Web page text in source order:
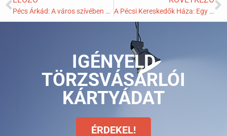
Pécs Árkád: A város szívében egy kis világ A Pécsi Kereskedők Háza: Egy építészeti gyöngyszem története
IGÉNYELD
TÖRZSVÁSÁRLÓI
KÁRTYÁDAT
ÉRDEKEL!